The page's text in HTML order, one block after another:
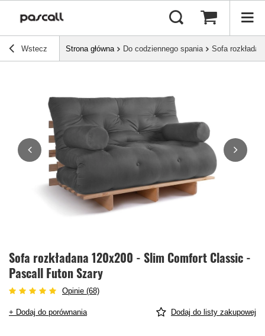
Wstecz Strona główna Do codziennego spania Sofa
Sofa rozkładana 120x200 - Slim Comfort Classic -
Pascall Futon Szary
Opinie (68)
+ Dodaj do porównania Dodaj do listy zakupowej